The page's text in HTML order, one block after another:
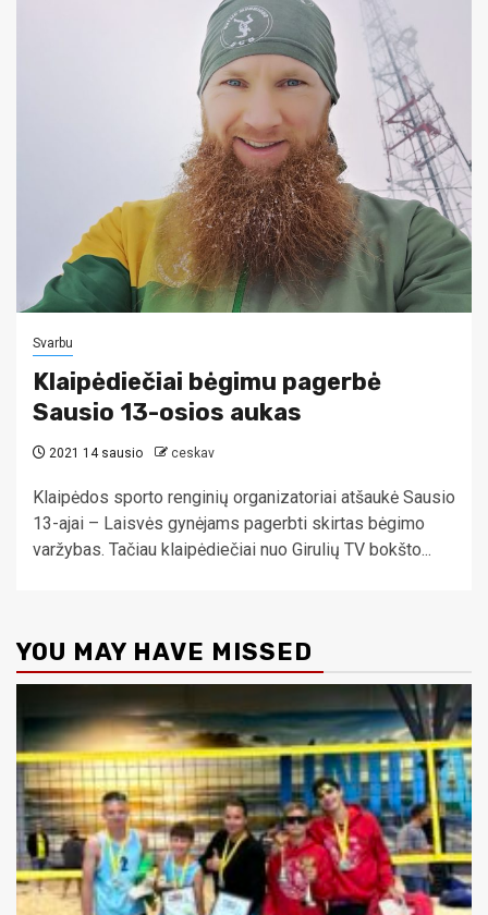
Svarbu
Klaipėdiečiai bėgimu pagerbė
Sausio 13-osios aukas
2021 14 sausio ceskav
Klaipėdos sporto renginių organizatoriai atšaukė Sausio
13-ajai – Laisvės gynėjams pagerbti skirtas bėgimo
varžybas. Tačiau klaipėdiečiai nuo Girulių TV bokšto...
YOU MAY HAVE MISSED